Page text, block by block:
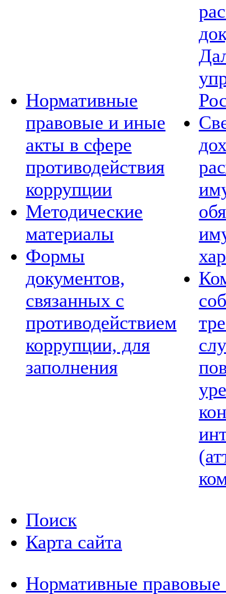
Нормативные
правовые и иные
акты в сфере
противодействия
коррупции
Методические
материалы
Формы
документов,
связанных с
противодействием
коррупции, для
заполнения
Поиск
Карта сайта
Нормативные правовые